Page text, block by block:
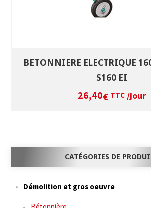
BETONNIERE ELECTRIQUE
S160 EI
26,40€ TTC /jour
CATÉGORIES DE
Démolition et gros oeuvre